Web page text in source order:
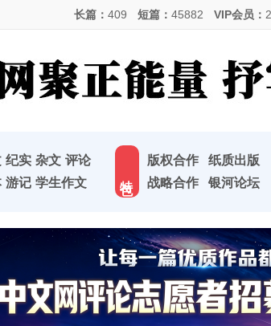
长篇： 409 短篇： 45882 VIP会员：
纪实 杂文 评论
游记 学生作文
版权合作
纸质出版
战略合作
银河论坛